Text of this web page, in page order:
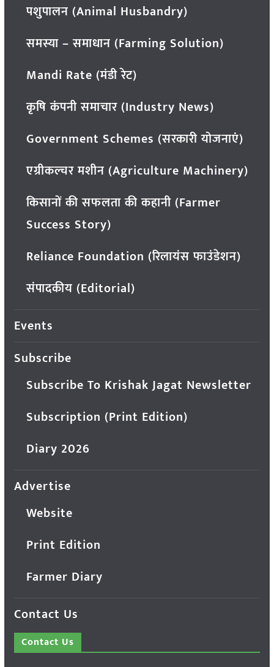
पशुपालन (Animal Husbandry)
समस्या – समाधान (Farming Solution)
Mandi Rate (मंडी रेट)
कृषि कंपनी समाचार (Industry News)
Government Schemes (सरकारी योजनाएं)
एग्रीकल्चर मशीन (Agriculture Machinery)
किसानों की सफलता की कहानी (Farmer
Success Story)
Reliance Foundation (रिलायंस फाउंडेशन)
संपादकीय (Editorial)
Events
Subscribe
Subscribe To Krishak Jagat Newsletter
Subscription (Print Edition)
Diary 2026
Advertise
Website
Print Edition
Farmer Diary
Contact Us
Contact Us